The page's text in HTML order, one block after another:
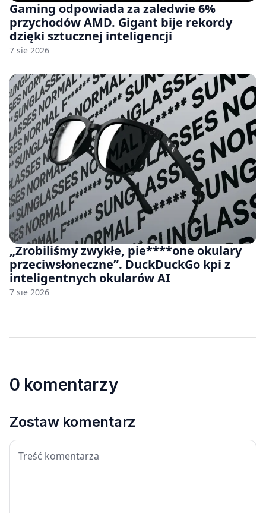
Gaming odpowiada za zaledwie 6%
przychodów AMD. Gigant bije rekordy
dzięki sztucznej inteligencji
7 sie 2026
„Zrobiliśmy zwykłe, pie****one okulary
przeciwsłoneczne”. DuckDuckGo kpi z
inteligentnych okularów AI
7 sie 2026
0 komentarzy
Zostaw komentarz